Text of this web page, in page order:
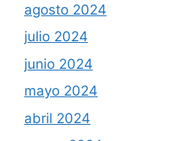
agosto 2024
julio 2024
junio 2024
mayo 2024
abril 2024